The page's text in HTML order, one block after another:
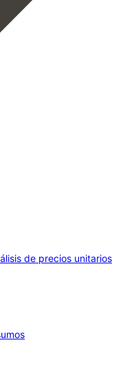
de precios unitarios